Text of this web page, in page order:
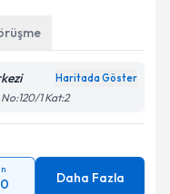
Haritada Göster
1 Kat:2
Daha Fazla